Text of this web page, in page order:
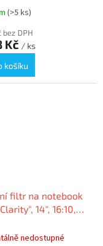
(>5 ks)
bez DPH
Kč / ks
košíku
filtr na notebook
14", 16:10,
nedostupné